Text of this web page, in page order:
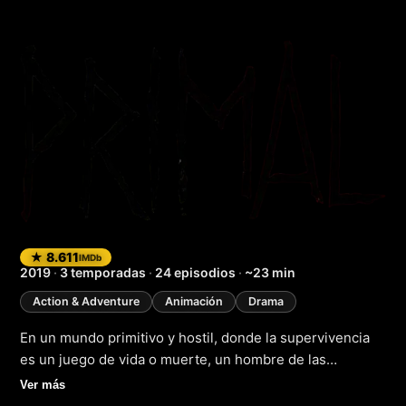
Primal
★ 8.611IMDb
2019 · 3 temporadas · 24 episodios · ~23 min
Action & Adventure Animación Drama
En un mundo primitivo y hostil, donde la supervivencia
es un juego de vida o muerte, un hombre de las
cavernas y un dinosaurio se unen en una amistad que
Ver más